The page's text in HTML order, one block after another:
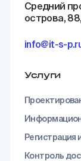
Средний
острова,
info@it-s-
Услуги
Регистрация
Контроль